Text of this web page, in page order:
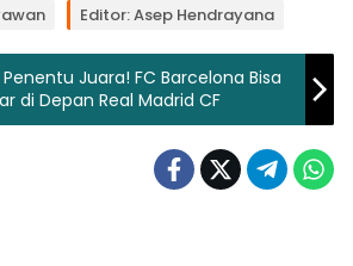
Editor: Asep Hendrayana
Juara! FC Barcelona Bisa
di Depan Real Madrid CF